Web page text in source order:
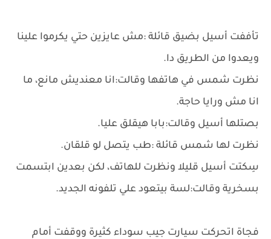
تأففت أسيل بضيق قائلة :مش عايزين حتي يكرموا علينا
ويعدوا من الطريق دا.
نظرت شمس في هاتفها وقالت:انا معنديش مانع، ما
انا مش ورايا حاجة.
بصتلها أسيل وقالت:بابا هيقلق عليا.
نظرت لها شمس قائلة :طب يتصل لو قلقان.
سِكتت أسيل قليلا ونظرت للهاتف، لكن بعدين ابتسمت
بسخرية وقالت:لسة بيتعود علي تلفونه الجديد.
فجاة اتحركت سيارت جيب سوداء كثيرة ووقفت أمام